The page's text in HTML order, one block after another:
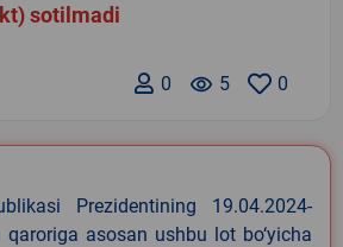
sotilmadi
0
remove_red_eye 5
0
Prezidentining 19.04.2024-
qaroriga asosan ushbu lot bo‘yicha